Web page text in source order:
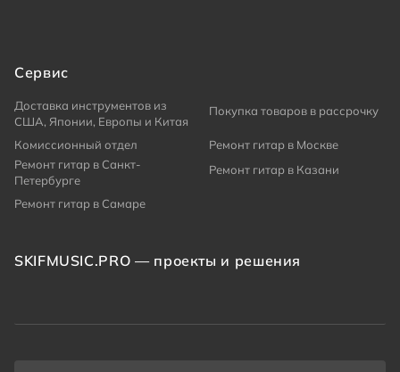
Сервис
Доставка инструментов из
США, Японии, Европы и Китая
Покупка товаров в рассрочку
Комиссионный отдел
Ремонт гитар в Москве
Ремонт гитар в Санкт-
Петербурге
Ремонт гитар в Казани
Ремонт гитар в Самаре
SKIFMUSIC.PRO — проекты и решения